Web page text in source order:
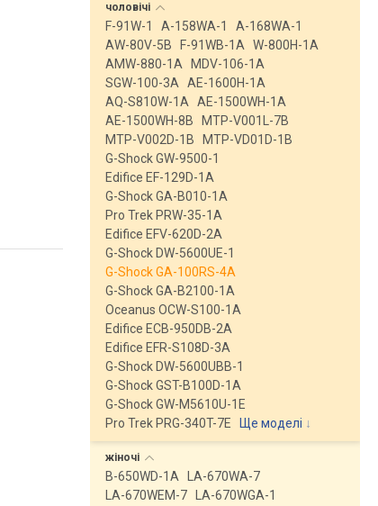
чоловічі
F-91W-1 A-158WA-1
A-168WA-1
AW-80V-5B
F-91WB-1A
W-800H-1A
AMW-880-1A
MDV-106-1A
SGW-100-3A
AE-1600H-1A
AQ-S810W-1A
AE-1500WH-1A
AE-1500WH-8B
MTP-V001L-7B
MTP-V002D-1B
MTP-VD01D-1B
G-Shock GW-9500-1
Edifice EF-129D-1A
G-Shock GA-B010-1A
Pro Trek PRW-35-1A
Edifice EFV-620D-2A
G-Shock DW-5600UE-1
G-Shock GA-100RS-4A
G-Shock GA-B2100-1A
Oceanus OCW-S100-1A
Edifice ECB-950DB-2A
Edifice EFR-S108D-3A
G-Shock DW-5600UBB-1
G-Shock GST-B100D-1A
G-Shock GW-M5610U-1E
Pro Trek PRG-340T-7E
Ще моделі ↓
жіночі
B-650WD-1A
LA-670WA-7
LA-670WEM-7
LA-670WGA-1